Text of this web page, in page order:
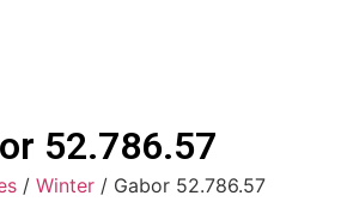
52.786.57
/ Winter/ Gabor 52.786.57